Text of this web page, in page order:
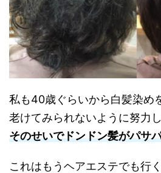
私も40歳ぐらいから白髪染め
老けてみられないように努力
そのせいでドンドン髪がパサ
これはもうヘアエステでも行